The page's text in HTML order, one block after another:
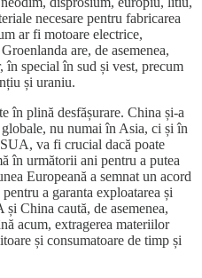
necesare pentru fabricarea
ar fi motoare electrice,
are, de asemenea,
în special în sud și vest, precum
și uraniu.
în plină desfășurare. China și-a
nu numai în Asia, ci și în
va fi crucial dacă poate
în următorii ani pentru a putea
Europeană a semnat un acord
a garanta exploatarea și
China caută, de asemenea,
acum, extragerea materiilor
și consumatoare de timp și